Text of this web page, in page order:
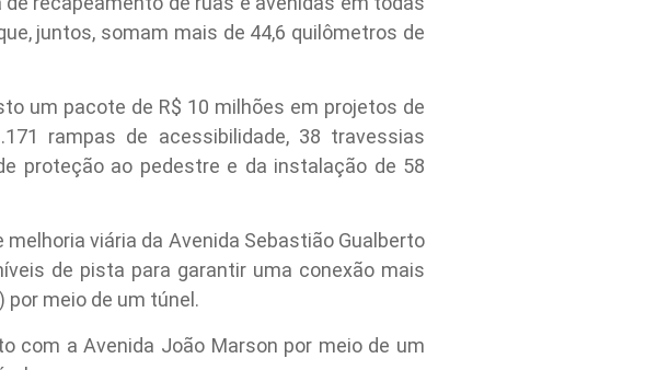
juntos, somam mais de 44,6 quilômetros de
um pacote de R$ 10 milhões em projetos de
rampas de acessibilidade, 38 travessias
proteção ao pedestre e da instalação de 58
viária da Avenida Sebastião Gualberto
de pista para garantir uma conexão mais
por meio de um túnel.
com a Avenida João Marson por meio de um